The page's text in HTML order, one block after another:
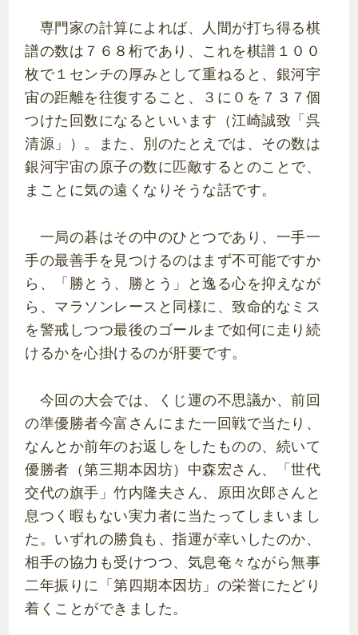
専門家の計算によれば、人間が打ち得る棋
譜の数は７６８桁であり、これを棋譜１００
枚で１センチの厚みとして重ねると、銀河宇
宙の距離を往復すること、３に０を７３７個
つけた回数になるといいます（江崎誠致「呉
清源」）。また、別のたとえでは、その数は
銀河宇宙の原子の数に匹敵するとのことで、
まことに気の遠くなりそうな話です。
一局の碁はその中のひとつであり、一手一
手の最善手を見つけるのはまず不可能ですか
ら、「勝とう、勝とう」と逸る心を抑えなが
ら、マラソンレースと同様に、致命的なミス
を警戒しつつ最後のゴールまで如何に走り続
けるかを心掛けるのが肝要です。
今回の大会では、くじ運の不思議か、前回
の準優勝者今富さんにまた一回戦で当たり、
なんとか前年のお返しをしたものの、続いて
優勝者（第三期本因坊）中森宏さん、「世代
交代の旗手」竹内隆夫さん、原田次郎さんと
息つく暇もない実力者に当たってしまいまし
た。いずれの勝負も、指運が幸いしたのか、
相手の協力も受けつつ、気息奄々ながら無事
二年振りに「第四期本因坊」の栄誉にたどり
着くことができました。